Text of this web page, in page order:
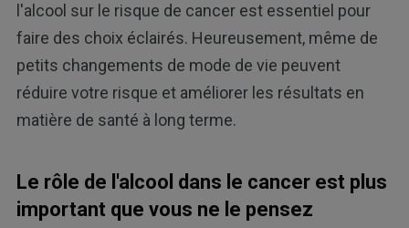
l'alcool sur le risque de cancer est essentiel pour
faire des choix éclairés. Heureusement, même de
petits changements de mode de vie peuvent
réduire votre risque et améliorer les résultats en
matière de santé à long terme.
Le rôle de l'alcool dans le cancer est plus
important que vous ne le pensez